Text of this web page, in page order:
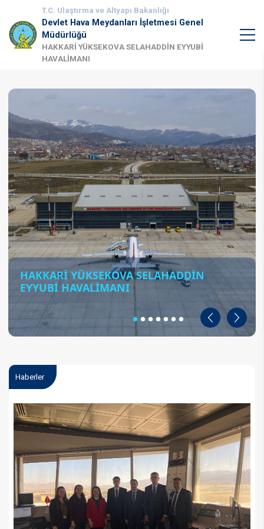
T.C. Ulaştırma ve Altyapı Bakanlığı
Devlet Hava Meydanları İşletmesi Genel
Müdürlüğü
HAKKARİ YÜKSEKOVA SELAHADDİN EYYUBİ
HAVALİMANI
HAKKARİ YÜKSEKOVA SELAHADDİN
EYYUBİ HAVALİMANI
Geri İleri
Haberler